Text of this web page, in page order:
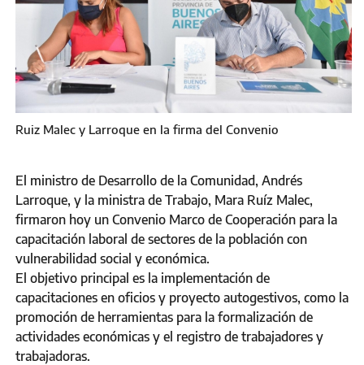
Ruiz Malec y Larroque en la firma del Convenio
El ministro de Desarrollo de la Comunidad, Andrés
Larroque, y la ministra de Trabajo, Mara Ruíz Malec,
firmaron hoy un Convenio Marco de Cooperación para la
capacitación laboral de sectores de la población con
vulnerabilidad social y económica.
El objetivo principal es la implementación de
capacitaciones en oficios y proyecto autogestivos, como la
promoción de herramientas para la formalización de
actividades económicas y el registro de trabajadores y
trabajadoras.